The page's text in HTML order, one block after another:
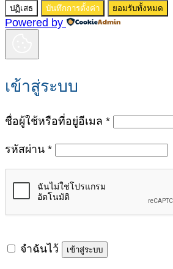
ปฏิเสธ บันทึกการตั้งค่า ยอมรับทั้งหมด
Powered by
เข้าสู่ระบบ
ชื่อผู้ใช้หรือที่อยู่อีเมล *ต้องการ
รหัสผ่าน *ต้องการ
จำฉันไว้ เข้าสู่ระบบ